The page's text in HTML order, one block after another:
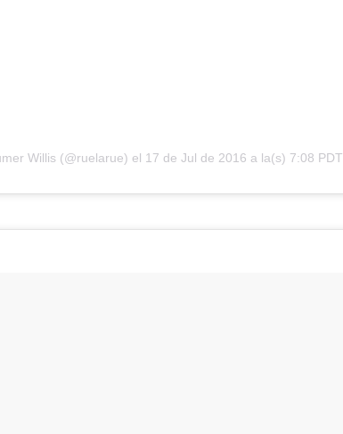
Willis (@ruelarue) el 17 de Jul de 2016 a la(s) 7:08 PDT